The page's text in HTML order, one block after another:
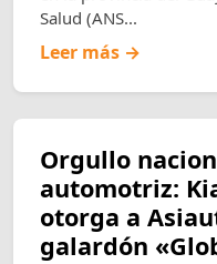
Salud (ANS...
Leer más →
Orgullo
automotriz:
otorga a
galardón